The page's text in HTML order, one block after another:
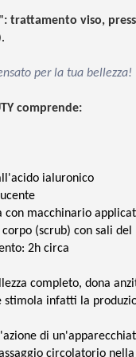
trattamento viso,
per la tua bellezza!
comprende:
ialuronico
con macchinario
(scrub) con sali
2h circa
completo, dona
stimola infatti la
di
circolatorio